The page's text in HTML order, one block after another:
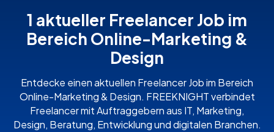
1 aktueller Freelancer Job im
Bereich Online-Marketing &
Design
Entdecke einen aktuellen Freelancer Job im Bereich
Online-Marketing & Design. FREEKNIGHT verbindet
Freelancer mit Auftraggebern aus IT, Marketing,
Design, Beratung, Entwicklung und digitalen Branchen.